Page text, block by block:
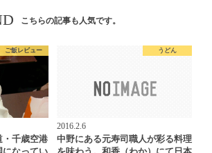
こちらの記事も人気です。
ご飯レビュー
・千歳空港
うどん
2016.2.6
中野にある元寿司職人が彩る料理